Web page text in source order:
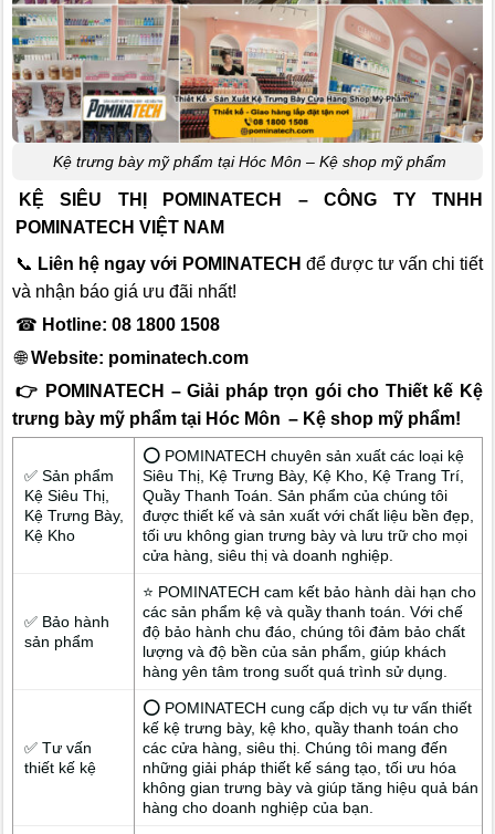
Kệ trưng bày mỹ phẩm tại Hóc Môn – Kệ shop mỹ phẩm
KỆ SIÊU THỊ POMINATECH – CÔNG TY TNHH
POMINATECH VIỆT NAM
📞 Liên hệ ngay với POMINATECH để được tư vấn chi tiết
và nhận báo giá ưu đãi nhất!
☎ Hotline: 08 1800 1508
🌐Website: pominatech.com
👉 POMINATECH – Giải pháp trọn gói cho Thiết kế Kệ
trưng bày mỹ phẩm tại Hóc Môn – Kệ shop mỹ phẩm!
✅ Sản phẩm
Kệ Siêu Thị,
Kệ Trưng Bày,
Kệ Kho
⭕ POMINATECH chuyên sản xuất các loại kệ
Siêu Thị, Kệ Trưng Bày, Kệ Kho, Kệ Trang Trí,
Quầy Thanh Toán. Sản phẩm của chúng tôi
được thiết kế và sản xuất với chất liệu bền đẹp,
tối ưu không gian trưng bày và lưu trữ cho mọi
cửa hàng, siêu thị và doanh nghiệp.
✅ Bảo hành
sản phẩm
⭐ POMINATECH cam kết bảo hành dài hạn cho
các sản phẩm kệ và quầy thanh toán. Với chế
độ bảo hành chu đáo, chúng tôi đảm bảo chất
lượng và độ bền của sản phẩm, giúp khách
hàng yên tâm trong suốt quá trình sử dụng.
✅ Tư vấn
thiết kế kệ
⭕ POMINATECH cung cấp dịch vụ tư vấn thiết
kế kệ trưng bày, kệ kho, quầy thanh toán cho
các cửa hàng, siêu thị. Chúng tôi mang đến
những giải pháp thiết kế sáng tạo, tối ưu hóa
không gian trưng bày và giúp tăng hiệu quả bán
hàng cho doanh nghiệp của bạn.